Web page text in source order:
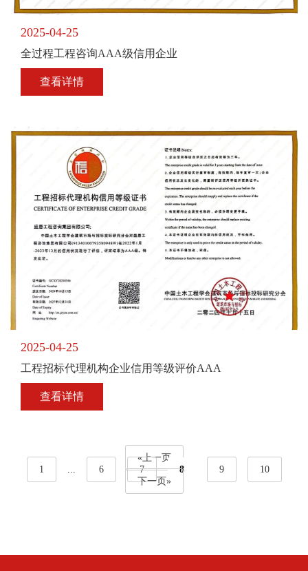
2025-04-25
全过程工程咨询AAA级信用企业
查看详情
2025-04-25
工程招标代理机构企业信用等级评价AAA
查看详情
«上一页
1
6 7 8 9
10
下一页»